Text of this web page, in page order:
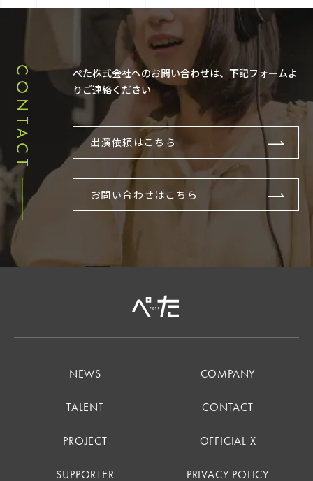
CONTACT
ぺた株式会社へのお問い合わせは、下記フォームよ
りご連絡ください
出演依頼はこちら
お問い合わせはこちら
NEWS
TALENT
PROJECT
SUPPORTER
COMPANY
CONTACT
OFFICIAL X
PRIVACY POLICY